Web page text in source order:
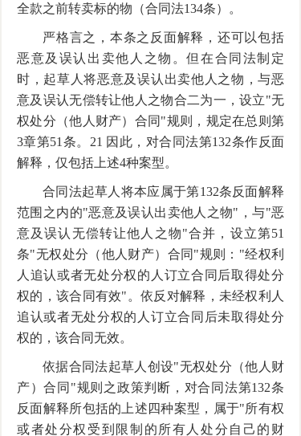
全款之前转卖标的物（合同法134条）。
严格言之，本条之反面解释，还可以包括
恶意及误认出卖他人之物。但在合同法制定
时，起草人将恶意及误认出卖他人之物，与恶
意及误认无偿转让他人之物合二为一，设立"无
权处分（他人财产）合同"规则，规定在总则第
3章第51条。21 因此，对合同法第132条作反面
解释，仅包括上述4种案型。
合同法起草人将本应属于第132条反面解释
范围之内的"恶意及误认出卖他人之物"，与"恶
意及误认无偿转让他人之物"合并，设立第51
条"无权处分（他人财产）合同"规则："经权利
人追认或者无处分权的人订立合同后取得处分
权的，该合同有效"。依反对解释，未经权利人
追认或者无处分权的人订立合同后未取得处分
权的，该合同无效。
依据合同法起草人创设"无权处分（他人财
产）合同"规则之政策判断，对合同法第132条
反面解释所包括的上述四种案型，属于"所有权
或者处分权受到限制的所有人处分自己的财